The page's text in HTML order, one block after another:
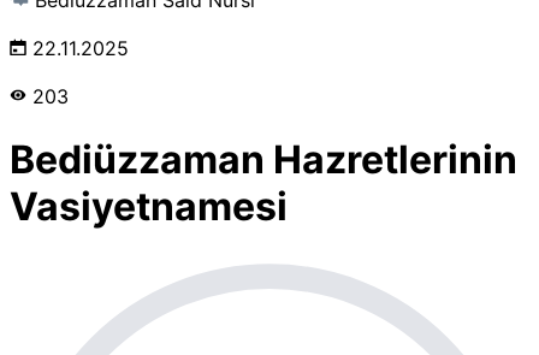
22.11.2025
203
Bediüzzaman Hazretlerinin
Vasiyetnamesi